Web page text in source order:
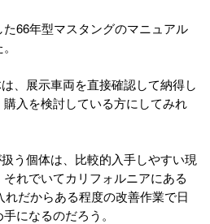
66年型マスタングのマニュアル
、展示車両を直接確認して納得し
入を検討している方にしてみれ
う個体は、比較的入手しやすい現
れでいてカリフォルニアにある
だからある程度の改善作業で日
になるのだろう。